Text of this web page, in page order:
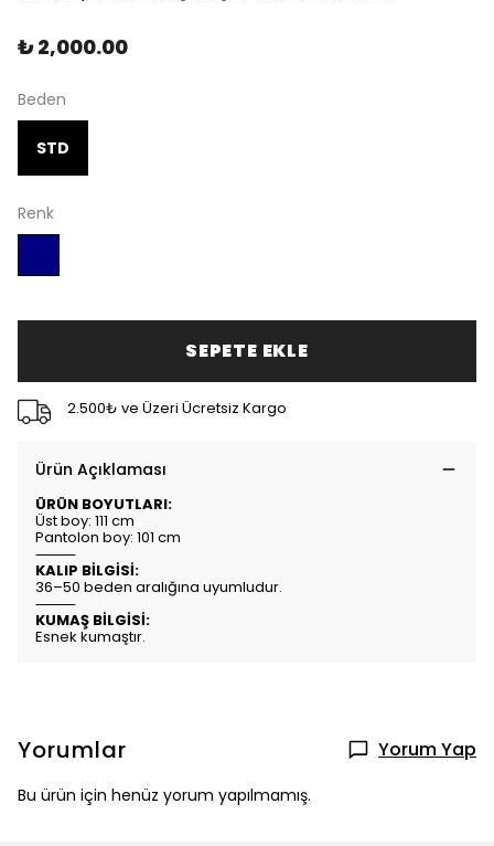
₺ 2,000.00
Beden
STD
Renk
SEPETE EKLE
2.500₺ ve Üzeri Ücretsiz Kargo
Ürün Açıklaması
ÜRÜN BOYUTLARI:
Üst boy: 111 cm
Pantolon boy: 101 cm
⸻
KALIP BİLGİSİ:
36–50 beden aralığına uyumludur.
⸻
KUMAŞ BİLGİSİ:
Esnek kumaştır.
Yorumlar Yorum Yap
Bu ürün için henüz yorum yapılmamış.